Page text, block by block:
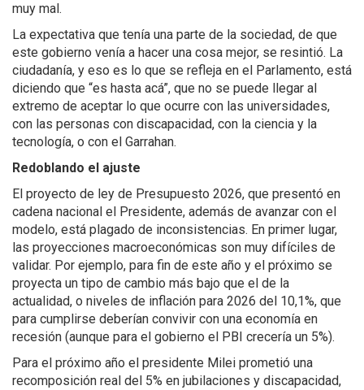
muy mal.
La expectativa que tenía una parte de la sociedad, de que
este gobierno venía a hacer una cosa mejor, se resintió. La
ciudadanía, y eso es lo que se refleja en el Parlamento, está
diciendo que “es hasta acá”, que no se puede llegar al
extremo de aceptar lo que ocurre con las universidades,
con las personas con discapacidad, con la ciencia y la
tecnología, o con el Garrahan.
Redoblando el ajuste
El proyecto de ley de Presupuesto 2026, que presentó en
cadena nacional el Presidente, además de avanzar con el
modelo, está plagado de inconsistencias. En primer lugar,
las proyecciones macroeconómicas son muy difíciles de
validar. Por ejemplo, para fin de este año y el próximo se
proyecta un tipo de cambio más bajo que el de la
actualidad, o niveles de inflación para 2026 del 10,1%, que
para cumplirse deberían convivir con una economía en
recesión (aunque para el gobierno el PBI crecería un 5%).
Para el próximo año el presidente Milei prometió una
recomposición real del 5% en jubilaciones y discapacidad,